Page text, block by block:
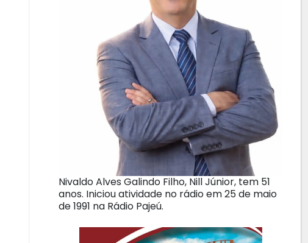
Nivaldo Alves Galindo Filho, Nill Júnior, tem 51
anos. Iniciou atividade no rádio em 25 de maio
de 1991 na Rádio Pajeú.